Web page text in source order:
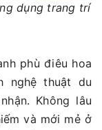
dụng trang trí
phù điêu hoa
nghệ thuật du
Không lâu
và mới mẻ ở